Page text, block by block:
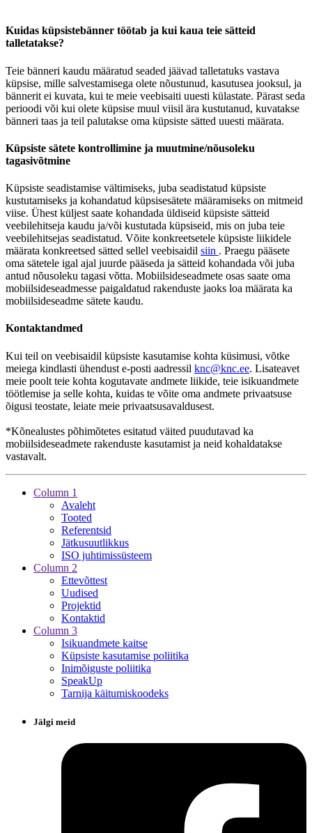
Kuidas küpsistebänner töötab ja kui kaua teie sätteid
talletatakse?
Teie bänneri kaudu määratud seaded jäävad talletatuks vastava
küpsise, mille salvestamisega olete nõustunud, kasutusea jooksul, ja
bännerit ei kuvata, kui te meie veebisaiti uuesti külastate. Pärast seda
perioodi või kui olete küpsise muul viisil ära kustutanud, kuvatakse
bänneri taas ja teil palutakse oma küpsiste sätted uuesti määrata.
Küpsiste sätete kontrollimine ja muutmine/nõusoleku
tagasivõtmine
Küpsiste seadistamise vältimiseks, juba seadistatud küpsiste
kustutamiseks ja kohandatud küpsisesätete määramiseks on mitmeid
viise. Ühest küljest saate kohandada üldiseid küpsiste sätteid
veebilehitseja kaudu ja/või kustutada küpsiseid, mis on juba teie
veebilehitsejas seadistatud. Võite konkreetsetele küpsiste liikidele
määrata konkreetsed sätted sellel veebisaidil siin . Praegu pääsete
oma sätetele igal ajal juurde pääseda ja sätteid kohandada või juba
antud nõusoleku tagasi võtta. Mobiilsideseadmete osas saate oma
mobiilsideseadmesse paigaldatud rakenduste jaoks loa määrata ka
mobiilsideseadme sätete kaudu.
Kontaktandmed
Kui teil on veebisaidil küpsiste kasutamise kohta küsimusi, võtke
meiega kindlasti ühendust e-posti aadressil knc@knc.ee. Lisateavet
meie poolt teie kohta kogutavate andmete liikide, teie isikuandmete
töötlemise ja selle kohta, kuidas te võite oma andmete privaatsuse
õigusi teostate, leiate meie privaatsusavaldusest.
*Kõnealustes põhimõtetes esitatud väited puudutavad ka
mobiilsideseadmete rakenduste kasutamist ja neid kohaldatakse
vastavalt.
Column 1
Avaleht
Tooted
Referentsid
Jätkusuutlikkus
ISO juhtimissüsteem
Column 2
Ettevõttest
Uudised
Projektid
Kontaktid
Column 3
Isikuandmete kaitse
Küpsiste kasutamise poliitika
Inimõiguste poliitika
SpeakUp
Tarnija käitumiskoodeks
Jälgi meid